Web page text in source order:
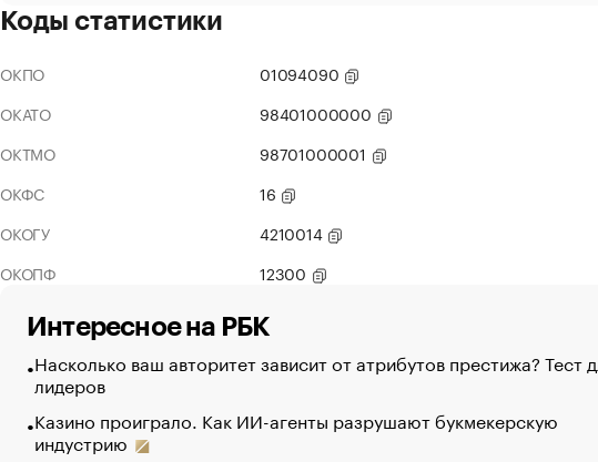
Коды статистики
ОКПО
01094090
ОКАТО
98401000000
ОКТМО
98701000001
ОКФС
16
ОКОГУ
4210014
ОКОПФ
12300
Интересное на РБК
Насколько ваш авторитет зависит от атрибутов престижа? Тест
лидеров
Казино проиграло. Как ИИ-агенты разрушают букмекерскую
индустрию